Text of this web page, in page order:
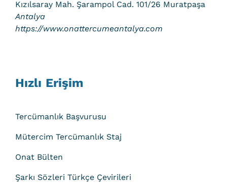
Kızılsaray Mah. Şarampol Cad. 101/26 Muratpaşa
Antalya
https://www.onattercumeantalya.com
Hızlı Erişim
Tercümanlık Başvurusu
Mütercim Tercümanlık Staj
Onat Bülten
Şarkı Sözleri Türkçe Çevirileri